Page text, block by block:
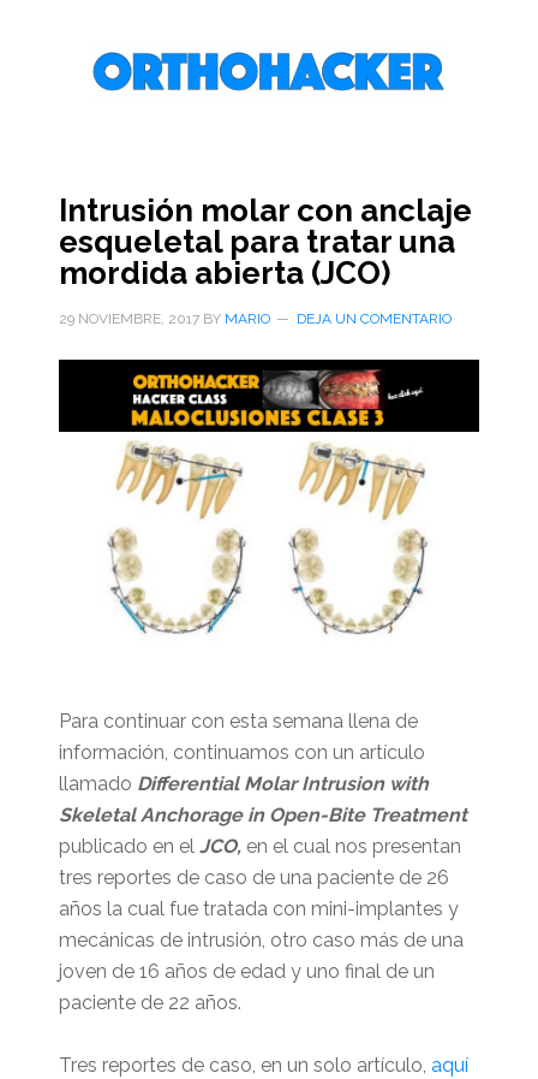
Intrusión molar con anclaje
esqueletal para tratar una
mordida abierta (JCO)
29 NOVIEMBRE, 2017BY MARIO DEJA UN COMENTARIO
Para continuar con esta semana llena de
información, continuamos con un artículo
llamado Differential Molar Intrusion with
Skeletal Anchorage in Open-Bite Treatment
publicado en elJCO,en el cual nos presentan
tres reportes de caso de una paciente de 26
años la cual fue tratada con mini-implantes y
mecánicas de intrusión, otro caso más de una
joven de 16 años de edad y uno final de un
paciente de 22 años.
Tres reportes de caso, en un solo artículo, aquí